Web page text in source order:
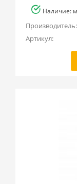
Наличие:
Производитель:
Артикул: